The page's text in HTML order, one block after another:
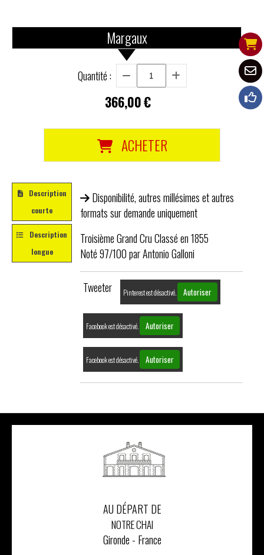
Margaux
Quantité :
366,00€
ACHETER
Description
courte
Description
longue
Disponibilité, autres millésimes et autres
formats sur demande uniquement
Troisième Grand Cru Classé en 1855
Noté 97/100 par Antonio Galloni
Tweeter Pinterest est désactivé. Autoriser
Facebook est désactivé. Autoriser
Facebook est désactivé. Autoriser
AU DÉPART DE
NOTRE CHAI
Gironde - France